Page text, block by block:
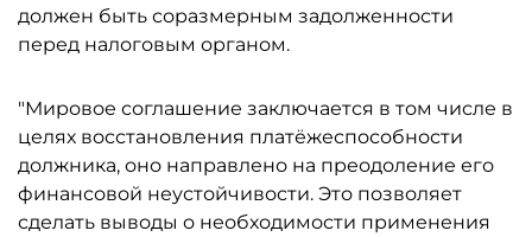
должен быть соразмерным задолженности
перед налоговым органом.
"Мировое соглашение заключается в том числе в
целях восстановления платёжеспособности
должника, оно направлено на преодоление его
финансовой неустойчивости. Это позволяет
сделать выводы о необходимости применения